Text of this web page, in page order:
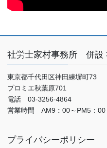
社労士家村事務所 併設
東京都千代田区神田練塀町73
プロミエ秋葉原701
電話 03-3256-4864
営業時間 AM9：00～PM5：00
プライバシーポリシー